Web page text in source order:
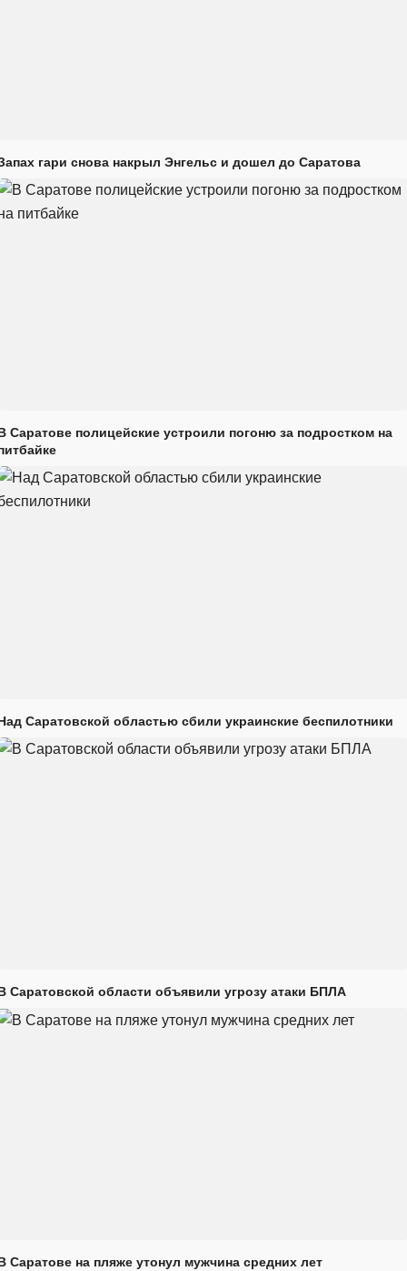
гари снова накрыл Энгельс и дошел до Саратова
Саратове полицейские устроили погоню за подростком на
Саратовской областью сбили украинские беспилотники
Саратовской области объявили угрозу атаки БПЛА
Саратове на пляже утонул мужчина средних лет